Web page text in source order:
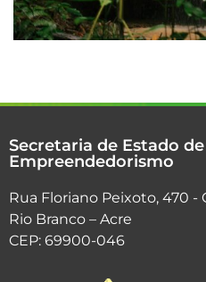
Secretaria de Estado
Empreendedorismo
Rua Floriano Peixoto, 470 -
Rio Branco – Acre
CEP: 69900-046